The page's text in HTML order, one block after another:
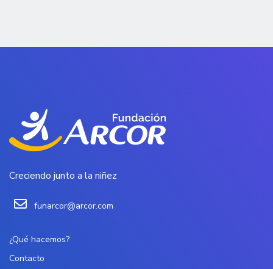
Creciendo junto a la niñez
funarcor@arcor.com
¿Qué hacemos?
Contacto